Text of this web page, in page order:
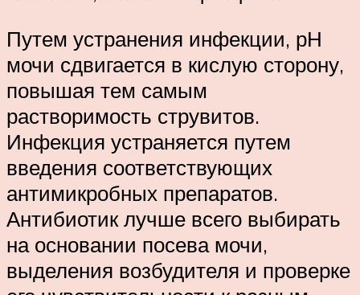
Путем устранения инфекции, рН
мочи сдвигается в кислую сторону,
повышая тем самым
растворимость струвитов.
Инфекция устраняется путем
введения соответствующих
антимикробных препаратов.
Антибиотик лучше всего выбирать
на основании посева мочи,
выделения возбудителя и проверке